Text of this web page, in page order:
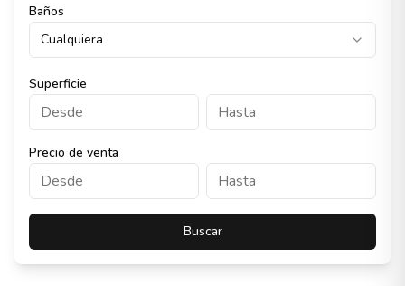
Baños
Cualquiera
Superficie
Precio de venta
Buscar